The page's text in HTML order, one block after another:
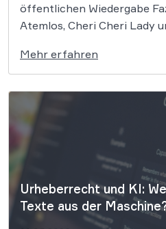
öffentlichen Wiedergabe
Atemlos, Cheri Cheri Lady
bedeutenden
GEMA klagt gegen das KI-
will die Rechte ihrer
Unternehmen […]
Mehr erfahren
Urheberrecht und KI:
Texte aus der